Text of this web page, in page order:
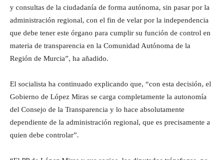
y consultas de la ciudadanía de forma autónoma, sin pasar por la
administración regional, con el fin de velar por la independencia
que debe tener este órgano para cumplir su función de control en
materia de transparencia en la Comunidad Autónoma de la
Región de Murcia”, ha añadido.
El socialista ha continuado explicando que, “con esta decisión, el
Gobierno de López Miras se carga completamente la autonomía
del Consejo de la Transparencia y lo hace absolutamente
dependiente de la administración regional, que es precisamente a
quien debe controlar”.